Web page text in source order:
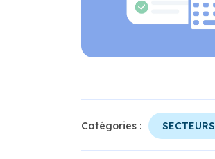
Catégories : SECTEURS